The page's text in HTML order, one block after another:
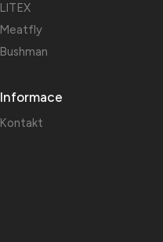
LITEX
Meatfly
Bushman
Informace
Kontakt